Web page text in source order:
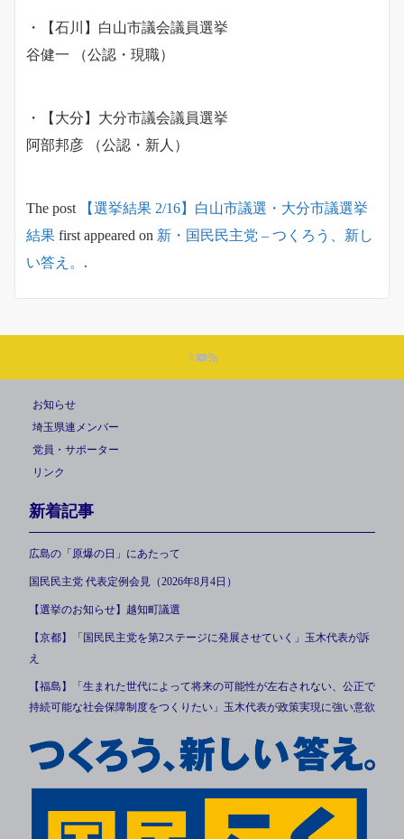
・【石川】白山市議会議員選挙
谷健一 （公認・現職）
・【大分】大分市議会議員選挙
阿部邦彦 （公認・新人）
The post
【選挙結果 2/16】白山市議選・大分市議選挙
結果 first appeared on 新・国民民主党 – つくろう、新し
い答え。 .
お知らせ
埼玉県連メンバー
党員・サポーター
リンク
新着記事
広島の「原爆の日」にあたって
国民民主党 代表定例会見（2026年8月4日）
【選挙のお知らせ】越知町議選
【京都】「国民民主党を第2ステージに発展させていく」玉木代表が訴
え
【福島】「生まれた世代によって将来の可能性が左右されない、公正で
持続可能な社会保障制度をつくりたい」玉木代表が政策実現に強い意欲